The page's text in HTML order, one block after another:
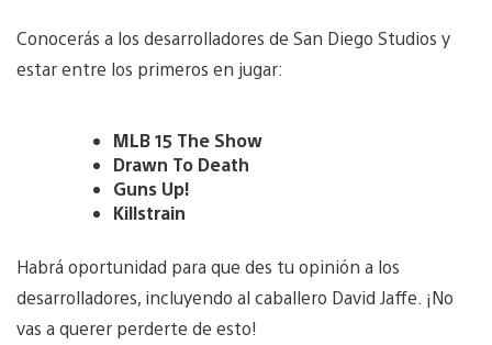
Conocerás a los desarrolladores de San Diego Studios y
estar entre los primeros en jugar:
MLB 15 The Show
Drawn To Death
Guns Up!
Killstrain
Habrá oportunidad para que des tu opinión a los
desarrolladores, incluyendo al caballero David Jaffe. ¡No
vas a querer perderte de esto!